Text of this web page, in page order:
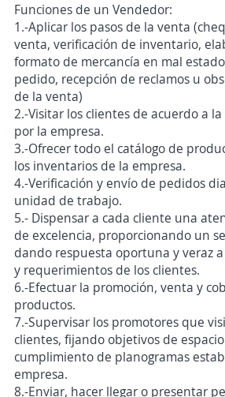
Funciones de un Vendedor:
1.-Aplicar los pasos de la venta
venta, verificación de inventario,
formato de mercancía en mal
pedido, recepción de reclamos u
de la venta)
2.-Visitar los clientes de acuerdo a
por la empresa.
3.-Ofrecer todo el catálogo de
los inventarios de la empresa.
4.-Verificación y envío de pedidos
unidad de trabajo.
5.- Dispensar a cada cliente una
de excelencia, proporcionando un
dando respuesta oportuna y veraz
y requerimientos de los clientes.
6.-Efectuar la promoción, venta y
productos.
7.-Supervisar los promotores que
clientes, fijando objetivos de
cumplimiento de planogramas
empresa.
8.-Enviar, hacer llegar o presentar